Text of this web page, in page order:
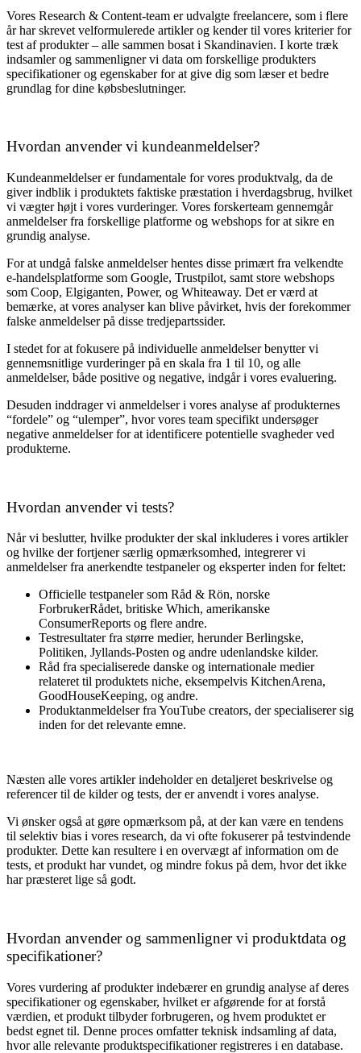
Vores Research & Content-team er udvalgte freelancere, som i flere
år har skrevet velformulerede artikler og kender til vores kriterier for
test af produkter – alle sammen bosat i Skandinavien. I korte træk
indsamler og sammenligner vi data om forskellige produkters
specifikationer og egenskaber for at give dig som læser et bedre
grundlag for dine købsbeslutninger.
Hvordan anvender vi kundeanmeldelser?
Kundeanmeldelser er fundamentale for vores produktvalg, da de
giver indblik i produktets faktiske præstation i hverdagsbrug, hvilket
vi vægter højt i vores vurderinger. Vores forskerteam gennemgår
anmeldelser fra forskellige platforme og webshops for at sikre en
grundig analyse.
For at undgå falske anmeldelser hentes disse primært fra velkendte
e-handelsplatforme som Google, Trustpilot, samt store webshops
som Coop, Elgiganten, Power, og Whiteaway. Det er værd at
bemærke, at vores analyser kan blive påvirket, hvis der forekommer
falske anmeldelser på disse tredjepartssider.
I stedet for at fokusere på individuelle anmeldelser benytter vi
gennemsnitlige vurderinger på en skala fra 1 til 10, og alle
anmeldelser, både positive og negative, indgår i vores evaluering.
Desuden inddrager vi anmeldelser i vores analyse af produkternes
“fordele” og “ulemper”, hvor vores team specifikt undersøger
negative anmeldelser for at identificere potentielle svagheder ved
produkterne.
Hvordan anvender vi tests?
Når vi beslutter, hvilke produkter der skal inkluderes i vores artikler
og hvilke der fortjener særlig opmærksomhed, integrerer vi
anmeldelser fra anerkendte testpaneler og eksperter inden for feltet:
Officielle testpaneler som Råd & Rön, norske
ForbrukerRådet, britiske Which, amerikanske
ConsumerReports og flere andre.
Testresultater fra større medier, herunder Berlingske,
Politiken, Jyllands-Posten og andre udenlandske kilder.
Råd fra specialiserede danske og internationale medier
relateret til produktets niche, eksempelvis KitchenArena,
GoodHouseKeeping, og andre.
Produktanmeldelser fra YouTube creators, der specialiserer sig
inden for det relevante emne.
Næsten alle vores artikler indeholder en detaljeret beskrivelse og
referencer til de kilder og tests, der er anvendt i vores analyse.
Vi ønsker også at gøre opmærksom på, at der kan være en tendens
til selektiv bias i vores research, da vi ofte fokuserer på testvindende
produkter. Dette kan resultere i en overvægt af information om de
tests, et produkt har vundet, og mindre fokus på dem, hvor det ikke
har præsteret lige så godt.
Hvordan anvender og sammenligner vi produktdata og
specifikationer?
Vores vurdering af produkter indebærer en grundig analyse af deres
specifikationer og egenskaber, hvilket er afgørende for at forstå
værdien, et produkt tilbyder forbrugeren, og hvem produktet er
bedst egnet til. Denne proces omfatter teknisk indsamling af data,
hvor alle relevante produktspecifikationer registreres i en database.